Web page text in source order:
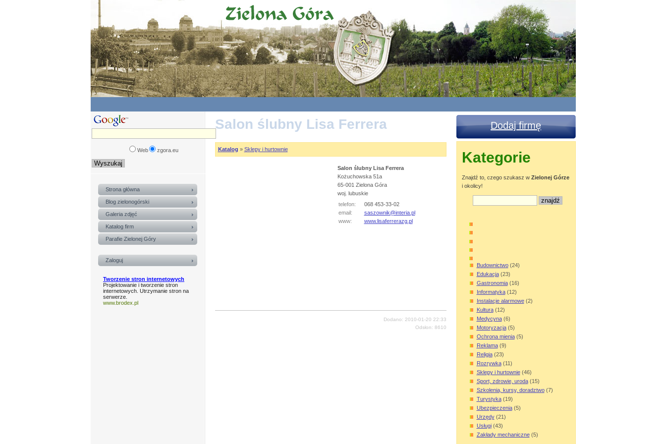
Salon ślubny Lisa Ferrera
Katalog » Sklepy i hurtownie
Salon ślubny Lisa Ferrera
Kożuchowska 51a
65-001 Zielona Góra
woj. lubuskie
telefon:
068 453-33-02
email:
saszownik@interia.pl
www:
www.lisaferrerazg.pl
Dodano: 2010-01-20 22:33
Odsłon: 8610
Web zgora.eu
Strona główna
Blog zielonogórski
Galeria zdjęć
Katalog firm
Parafie Zielonej Góry
Zaloguj
Tworzenie stron internetowych
Projektowanie i tworzenie stron
internetowych. Utrzymanie stron na
serwerze.
www.brodex.pl
Dodaj firmę
Kategorie
Znajdź to, czego szukasz w Zielonej Górze
i okolicy!
Budownictwo(24)
Edukacja(23)
Gastronomia(16)
Informatyka(12)
Instalacje alarmowe(2)
Kultura(12)
Medycyna(6)
Motoryzacja(5)
Ochrona mienia(5)
Reklama(9)
Religia(23)
Rozrywka(11)
Sklepy i hurtownie(46)
Sport, zdrowie, uroda(15)
Szkolenia, kursy, doradztwo(7)
Turystyka(19)
Ubezpieczenia(5)
Urzędy(21)
Usługi(43)
Zakłady mechaniczne(5)